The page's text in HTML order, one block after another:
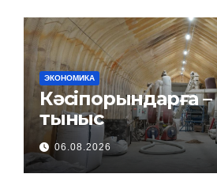
ЭКОНОМИКА
Кәсіпорындарға – кең
тыныс
06.08.2026